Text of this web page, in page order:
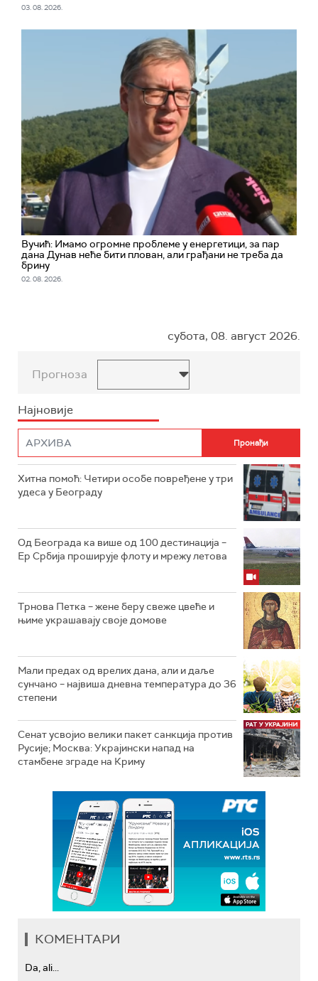
03. 08. 2026.
Вучић: Имамо огромне проблеме у енергетици, за пар
дана Дунав неће бити плован, али грађани не треба да
брину
02. 08. 2026.
субота, 08. август 2026.
Прогноза
Најновије
Хитна помоћ: Четири особе повређене у три
удеса у Београду
Од Београда ка више од 100 дестинација –
Ер Србија проширује флоту и мрежу летова
Трнова Петка – жене беру свеже цвеће и
њиме украшавају своје домове
Мали предах од врелих дана, али и даље
сунчано – највиша дневна температура до 36
степени
Сенат усвојио велики пакет санкција против
Русије; Москва: Украјински напад на
стамбене зграде на Криму
КОМЕНТАРИ
Da, ali...